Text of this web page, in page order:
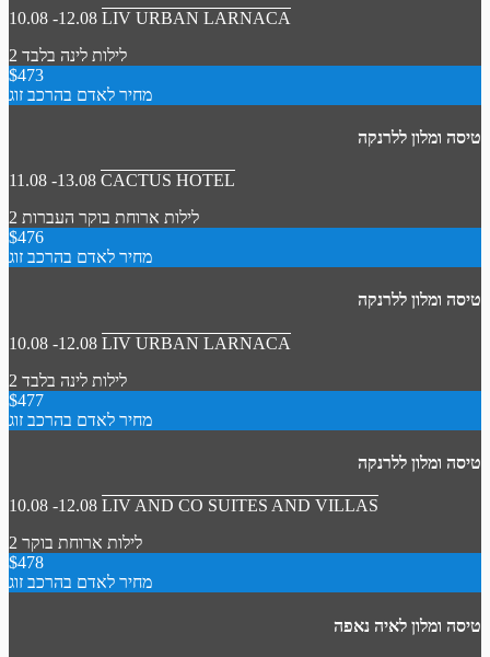
10.08 -12.08 LIV URBAN LARNACA
2 לילות לינה בלבד
$473
מחיר לאדם בהרכב זוג
טיסה ומלון ללרנקה
11.08 -13.08 CACTUS HOTEL
2 לילות ארוחת בוקר העברות
$476
מחיר לאדם בהרכב זוג
טיסה ומלון ללרנקה
10.08 -12.08 LIV URBAN LARNACA
2 לילות לינה בלבד
$477
מחיר לאדם בהרכב זוג
טיסה ומלון ללרנקה
10.08 -12.08 LIV AND CO SUITES AND VILLAS
2 לילות ארוחת בוקר
$478
מחיר לאדם בהרכב זוג
טיסה ומלון לאיה נאפה